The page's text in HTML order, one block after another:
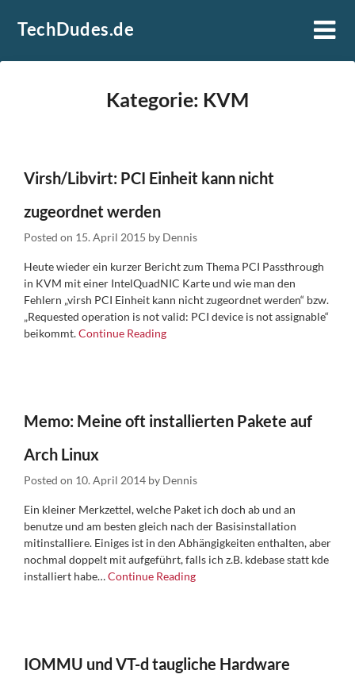
TechDudes.de
Kategorie: KVM
Virsh/Libvirt: PCI Einheit kann nicht
zugeordnet werden
Posted on 15. April 2015 by Dennis
Heute wieder ein kurzer Bericht zum Thema PCI Passthrough
in KVM mit einer IntelQuadNIC Karte und wie man den
Fehlern „virsh PCI Einheit kann nicht zugeordnet werden“ bzw.
„Requested operation is not valid: PCI device is not assignable“
beikommt.Continue Reading
Memo: Meine oft installierten Pakete auf
Arch Linux
Posted on 10. April 2014 by Dennis
Ein kleiner Merkzettel, welche Paket ich doch ab und an
benutze und am besten gleich nach der Basisinstallation
mitinstalliere. Einiges ist in den Abhängigkeiten enthalten, aber
nochmal doppelt mit aufgeführt, falls ich z.B. kdebase statt kde
installiert habe…Continue Reading
IOMMU und VT-d taugliche Hardware